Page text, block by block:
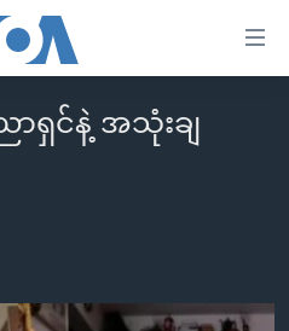
ရှင်နဲ့ အသုံးချ